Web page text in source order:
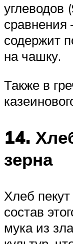
углеводов
сравнения
содержит
на чашку.
Также в
14.
зерна
Хлеб
состав
мука из